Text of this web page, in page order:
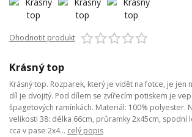
Ohodnotit produkt
Krásný top
Krásný top. Rozparek, který je vidět na fotce, je jen
díl je dvojitý. Pod dílem se zvířecím potiskem je
špagetových ramínkách. Materiál: 100% polyester.
velikosti 38: délka 66cm, průramky 2x45cm, spodní
cca v pase 2x4... celý popis